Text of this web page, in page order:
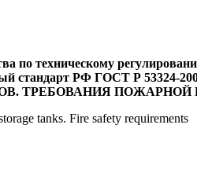
по техническому
стандарт РФ ГОСТ Р 53324-
ТРЕБОВАНИЯ ПОЖАРНОЙ
tanks. Fire safety requirements